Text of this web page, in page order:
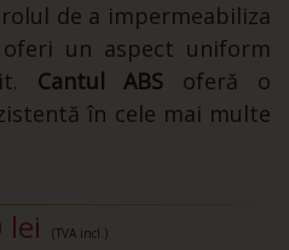
de a impermeabiliza
un aspect uniform
Cantul ABS oferă o
în cele mai multe
lei (TVA incl.)